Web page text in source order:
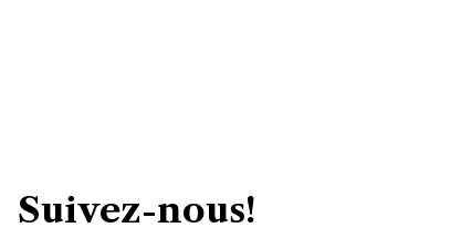
Suivez-nous!